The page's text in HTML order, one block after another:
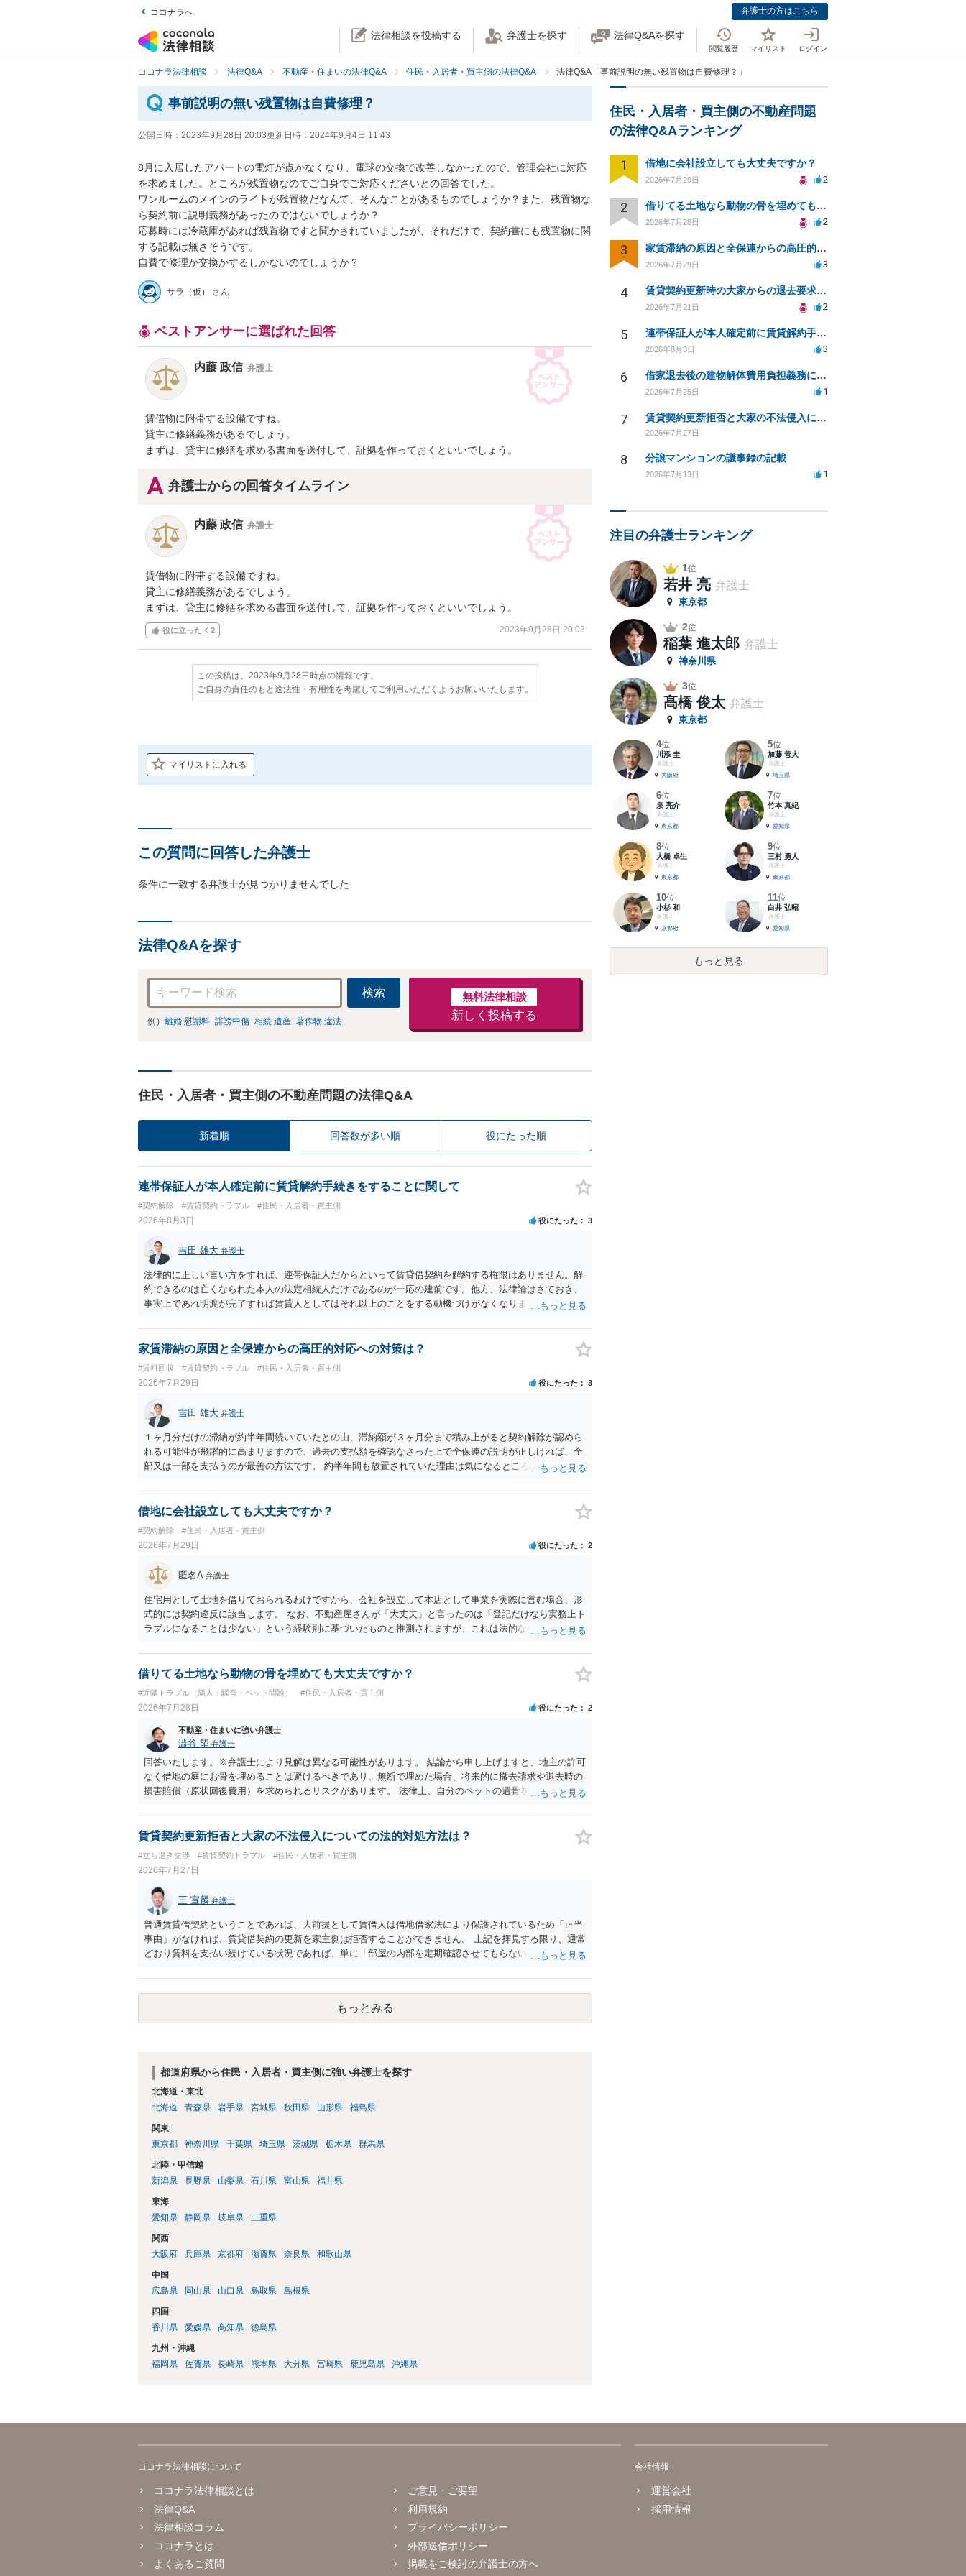
ココナラへ 弁護士の方はこちら
法律相談を投稿する 弁護士を探す 法律Q&Aを探す
閲覧履歴 マイリスト ログイン
ココナラ法律相談 法律Q&A 不動産・住まいの法律Q&A 住民・入居者・買主側の法律Q&A 法律Q&A「事前説明の無い残置物は自費修理？」
事前説明の無い残置物は自費修理？
公開日時： 2023年9月28日 20:03更新日時： 2024年9月4日 11:43
8月に入居したアパートの電灯が点かなくなり、電球の交換で改善しなかったので、管理会社に対応
を求めました。ところが残置物なのでご自身でご対応くださいとの回答でした。
ワンルームのメインのライトが残置物だなんて、そんなことがあるものでしょうか？また、残置物な
ら契約前に説明義務があったのではないでしょうか？
応募時には冷蔵庫があれば残置物ですと聞かされていましたが、それだけで、契約書にも残置物に関
する記載は無さそうです。
自費で修理か交換かするしかないのでしょうか？
サラ（仮） さん
ベストアンサーに選ばれた回答
内藤 政信 弁護士
賃借物に附帯する設備ですね。
貸主に修繕義務があるでしょう。
まずは、貸主に修繕を求める書面を送付して、証拠を作っておくといいでしょう。
弁護士からの回答タイムライン
内藤 政信 弁護士
賃借物に附帯する設備ですね。
貸主に修繕義務があるでしょう。
まずは、貸主に修繕を求める書面を送付して、証拠を作っておくといいでしょう。
役に立った 2 2023年9月28日 20:03
この投稿は、2023年9月28日時点の情報です。
ご自身の責任のもと適法性・有用性を考慮してご利用いただくようお願いいたします。
マイリストに入れる
この質問に回答した弁護士
条件に一致する弁護士が見つかりませんでした
法律Q&Aを探す
検索
例） 離婚 慰謝料 誹謗中傷 相続 遺産 著作物 違法
無料法律相談
新しく投稿する
住民・入居者・買主側の不動産問題の法律Q&A
新着順 回答数が多い順 役にたった順
連帯保証人が本人確定前に賃貸解約手続きをすることに関して
#契約解除 #賃貸契約トラブル #住民・入居者・買主側
2026年8月3日 役にたった 3
吉田 雄大 弁護士
法律的に正しい言い方をすれば、連帯保証人だからといって賃貸借契約を解約する権限はありません。解
約できるのは亡くなられた本人の法定相続人だけであるのが一応の建前です。他方、法律論はさておき、
事実上であれ明渡が完了すれば賃貸人としてはそれ以上のことをする動機づけがなくなります。 今回進め
が良いと思います。またその方法で進めた方が、連帯保証人であるお知り合いさんにとっても、自身の経
済的負担を最小限に食い止められるため望ましいやり方だといえます。
家賃滞納の原因と全保連からの高圧的対応への対策は？
#賃料回収 #賃貸契約トラブル #住民・入居者・買主側
2026年7月29日 役にたった 3
吉田 雄大 弁護士
１ヶ月分だけの滞納が約半年間続いていたとの由、滞納額が３ヶ月分まで積み上がると契約解除が認めら
れる可能性が飛躍的に高まりますので、過去の支払額を確認なさった上で全保連の説明が正しければ、全
部又は一部を支払うのが最善の方法です。 約半年間も放置されていた理由は気になるところですが、中身
借地に会社設立しても大丈夫ですか？
#契約解除 #住民・入居者・買主側
2026年7月29日 役にたった 2
匿名A 弁護士
住宅用として土地を借りておられるわけですから、会社を設立して本店として事業を実際に営む場合、形
式的には契約違反に該当します。 なお、不動産屋さんが「大丈夫」と言ったのは「登記だけなら実務上ト
ラブルになることは少ない」という経験則に基づいたものと推測されますが、これは法的な保証ではあり
で、建物を事務所・店舗用に大きく改築する等までなさらない限り、リスクはそれほど大きくないかもし
れません。 しかしそれでも、大家さんが契約違反を口実に、将来の更新時に更新料の上乗せを要求した
借りてる土地なら動物の骨を埋めても大丈夫ですか？
#近隣トラブル（隣人・騒音・ペット問題） #住民・入居者・買主側
2026年7月28日 役にたった 2
不動産・住まいに強い弁護士
澁谷 望 弁護士
回答いたします。※弁護士により見解は異なる可能性があります。 結論から申し上げますと、地主の許可
なく借地の庭にお骨を埋めることは避けるべきであり、無断で埋めた場合、将来的に撤去請求や退去時の
損害賠償（原状回復費用）を求められるリスクがあります。 法律上、自分のペットの遺骨を埋める行為自
有者は質問者様であっても、土地の所有権はあくまで地主にあります。そのため、地主に無断でお骨を埋
める行為は、他人の所有権を侵害する行為や、借地人としての善管注意義務違反とみなされる可能性が高
直接埋めずに大きめの鉢植え等で供養する「プランター葬」や、ペット霊園等への納骨を検討されるのが
確実かと思います。
賃貸契約更新拒否と大家の不法侵入についての法的対処方法は？
#立ち退き交渉 #賃貸契約トラブル #住民・入居者・買主側
2026年7月27日
王 宣麟 弁護士
普通賃貸借契約ということであれば、大前提として賃借人は借地借家法により保護されているため「正当
事由」がなければ、賃貸借契約の更新を家主側は拒否することができません。 上記を拝見する限り、通常
どおり賃料を支払い続けている状況であれば、単に「部屋の内部を定期確認させてもらないこと」が直ち
渉の中で、一定の金銭をもらえれば退去には応じる旨交渉をしてみるのはいかがでしょうか。 過去に賃借
人の許可なく無断で賃貸人が入室する行為自体は不法行為となり、また刑事的にも住居侵入罪が成立する
可能性がありますので、これを理由に一定の金銭賠償を求めるのも一つでしょう。
もっとみる
都道府県から住民・入居者・買主側に強い弁護士を探す
北海道・東北
北海道
青森県 岩手県 宮城県 秋田県 山形県 福島県
関東
東京都
神奈川県 千葉県 埼玉県 茨城県 栃木県 群馬県
北陸・甲信越
新潟県
長野県 山梨県 石川県 富山県 福井県
東海
愛知県
静岡県 岐阜県 三重県
関西
大阪府
兵庫県 京都府 滋賀県 奈良県 和歌山県
中国
広島県
岡山県 山口県 鳥取県 島根県
四国
香川県
愛媛県 高知県 徳島県
九州・沖縄
福岡県
佐賀県 長崎県 熊本県 大分県 宮崎県 鹿児島県 沖縄県
住民・入居者・買主側の不動産問題
の法律Q&Aランキング
1 借地に会社設立しても大丈夫ですか？
2026年7月29日 2
2 借りてる土地なら動物の骨を埋めても大丈夫ですか？
2026年7月28日 2
3 家賃滞納の原因と全保連からの高圧的対応への対策は？
2026年7月29日 3
4 賃貸契約更新時の大家からの退去要求への法的対応方法は？
2026年7月21日 2
5 連帯保証人が本人確定前に賃貸解約手続きをすることに関して
2026年8月3日 3
6 借家退去後の建物解体費用負担義務についての法的相談（補足説明修正）
2026年7月25日 1
7 賃貸契約更新拒否と大家の不法侵入についての法的対処方法は？
2026年7月27日
8 分譲マンションの議事録の記載
2026年7月13日 1
注目の弁護士ランキング
1位
若井 亮 弁護士
東京都
2位
稲葉 進太郎 弁護士
神奈川県
3位
髙橋 俊太 弁護士
東京都
4位
川添 圭
弁護士
大阪府
5位
加藤 善大
弁護士
埼玉県
6位
泉 亮介
弁護士
東京都
7位
竹本 真紀
弁護士
愛知県
8位
大橋 卓生
弁護士
東京都
9位
三村 勇人
弁護士
東京都
10位
小杉 和
弁護士
京都府
11位
白井 弘昭
弁護士
愛知県
もっと見る
ココナラ法律相談について
ココナラ法律相談とは
法律Q&A
法律相談コラム
ココナラとは
よくあるご質問
ご意見・ご要望
利用規約
プライバシーポリシー
外部送信ポリシー
掲載をご検討の弁護士の方へ
会社情報
運営会社
採用情報